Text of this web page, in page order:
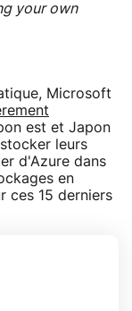
your own
Microsoft
est et Japon
leurs
d'Azure dans
en
ces 15 derniers